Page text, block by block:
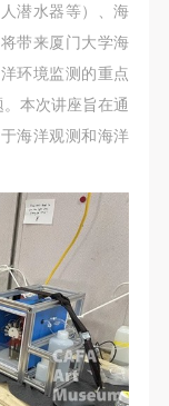
潜水器等）、海
带来厦门大学海
环境监测的重点
本次讲座旨在通
海洋观测和海洋
帐号密码登录